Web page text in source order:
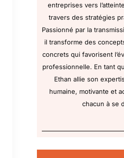
entreprises vers
travers des stratégies
Passionné par la
il transforme des
concrets qui favorisent
professionnelle. En tant
Ethan allie son
humaine, motivante et
chacun à se